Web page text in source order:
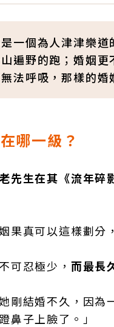
一個為人津津樂
遍野的跑；婚姻
法呼吸，那樣的婚
哪一級？
先生在其《流年碎
果真可以這樣劃分
可忍極少， 而最長
剛結婚不久，因為
鼻子上臉了。」